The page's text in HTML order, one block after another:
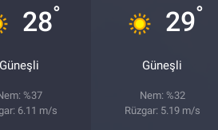
28°
Güneşli
%37
6.11 m/s
29°
Güneşli
Nem: %32
Rüzgar: 5.19 m/s